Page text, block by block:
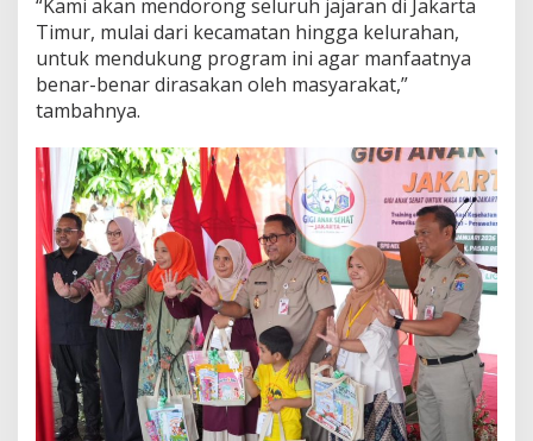
“Kami akan mendorong seluruh jajaran di Jakarta
Timur, mulai dari kecamatan hingga kelurahan,
untuk mendukung program ini agar manfaatnya
benar-benar dirasakan oleh masyarakat,”
tambahnya.